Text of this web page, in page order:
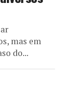
mas em
do...